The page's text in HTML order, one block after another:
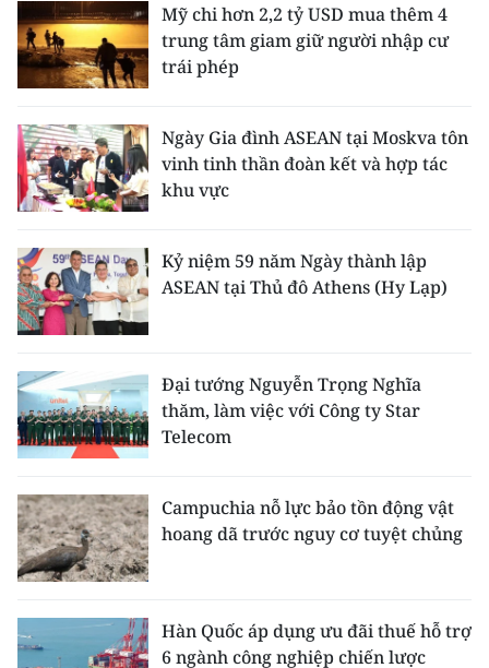
Mỹ chi hơn 2,2 tỷ USD mua thêm 4
trung tâm giam giữ người nhập cư
trái phép
Ngày Gia đình ASEAN tại Moskva tôn
vinh tinh thần đoàn kết và hợp tác
khu vực
Kỷ niệm 59 năm Ngày thành lập
ASEAN tại Thủ đô Athens (Hy Lạp)
Đại tướng Nguyễn Trọng Nghĩa
thăm, làm việc với Công ty Star
Telecom
Campuchia nỗ lực bảo tồn động vật
hoang dã trước nguy cơ tuyệt chủng
Hàn Quốc áp dụng ưu đãi thuế hỗ trợ
6 ngành công nghiệp chiến lược